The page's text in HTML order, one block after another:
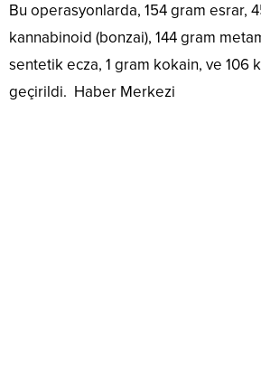
Bu operasyonlarda, 154 gram esrar,
kannabinoid (bonzai), 144 gram
sentetik ecza, 1 gram kokain, ve 106
geçirildi. Haber Merkezi